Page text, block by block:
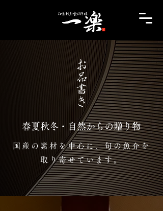
お品書き
​春夏秋冬・自然からの贈り物
国産の素材を中心に、旬の魚介を
取り寄せています。